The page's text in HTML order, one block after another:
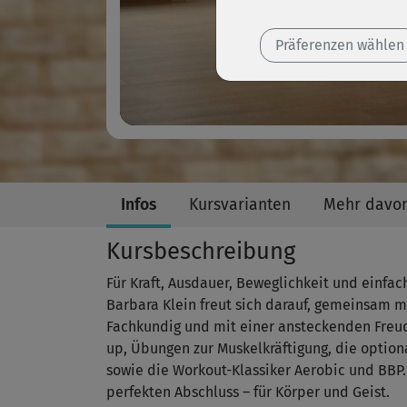
Infos Kursvarianten Mehr
Kursbeschreibung
Für Kraft, Ausdauer, Beweglichkeit und
Barbara Klein freut sich darauf, gemeinsam
Fachkundig und mit einer ansteckenden
up, Übungen zur Muskelkräftigung, die
sowie die Workout-Klassiker Aerobic und
perfekten Abschluss – für Körper und Geist.
Präferenzen wählen